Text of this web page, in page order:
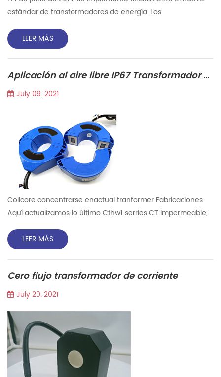
estándar de transformadores de energía. Los
distribución de energía, que son ampliamente utilizados en
las industrias, la agricultura, el transporte y las comunidades
transmisión y la distribución es la pérdida del
transformador,...
LEER MÁS
Aplicación al aire libre IP67 Transformador de corriente de núcleo dividido impermeable
July 09. 2021
Coilcore concentrarse enactual tranformer Fabricaciones.
Aquí actualizamos lo último Cthw1 serries CT impermeable,
rendimiento. Detalles Vedio en youtube: https: / / youtu.be
/ jvubq4jo0im Durante Nuestra prueba, incluso bajo la
normalmente. · Cthw1-36 con a 36mm Tamaño del agujero
interior, Cthw...
LEER MÁS
Cero flujo transformador de corriente
July 20. 2021